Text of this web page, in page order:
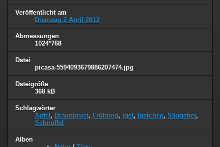
Veröffentlicht am
Dienstag 2 April 2013
Abmessungen
1024*768
Datei
picasa-5594093679886207474.jpg
Dateigröße
368 kB
Schlagwörter
Apfel , Braunbrust, Frühling, Igel , Igelchen, Säugetier,
Schnuffel
Alben